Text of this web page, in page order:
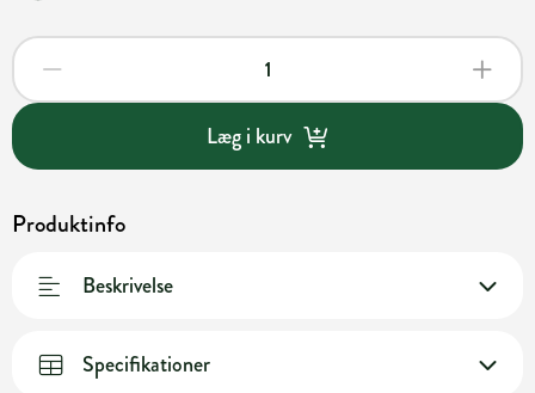
Læg i kurv
Produktinfo
Beskrivelse
Specifikationer